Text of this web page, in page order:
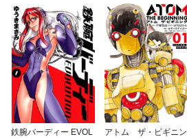
鉄腕バーディー EVOL
アトム ザ・ビギニン